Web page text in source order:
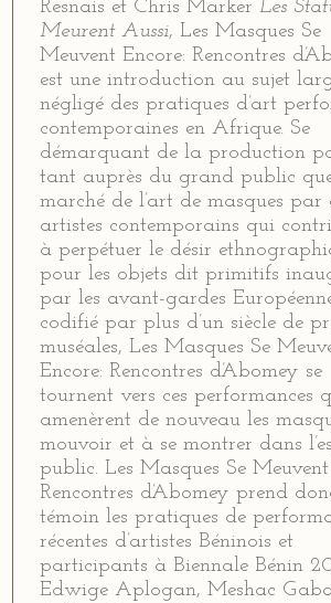
Resnais et Chris Marker Les
Meurent Aussi, Les Masques Se
Meuvent Encore: Rencontres
est une introduction au sujet
négligé des pratiques d’art
contemporaines en Afrique. Se
démarquant de la production
tant auprès du grand public
marché de l’art de masques par
artistes contemporains qui
à perpétuer le désir
pour les objets dit primitifs
par les avant-gardes
codifié par plus d’un siècle de
muséales, Les Masques Se
Encore: Rencontres d’Abomey se
tournent vers ces performances
amenèrent de nouveau les
mouvoir et à se montrer dans
public. Les Masques Se Meuvent
Rencontres d’Abomey prend
témoin les pratiques de
récentes d’artistes Béninois et
participants à Biennale Bénin
Edwige Aplogan, Meshac